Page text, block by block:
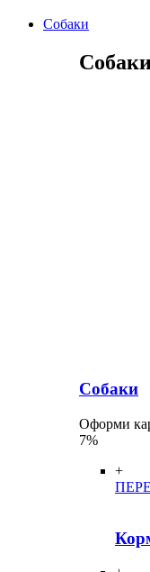
Собаки
Собаки
Оформи
7%
+